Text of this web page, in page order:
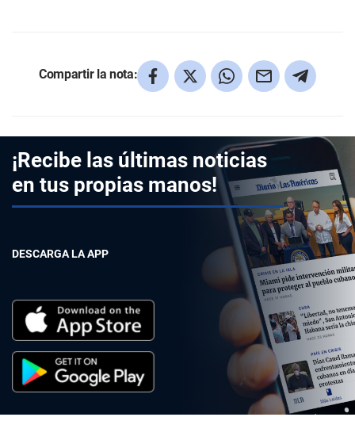
Compartir la nota:
¡Recibe las últimas noticias
en tus propias manos!
DESCARGA LA APP